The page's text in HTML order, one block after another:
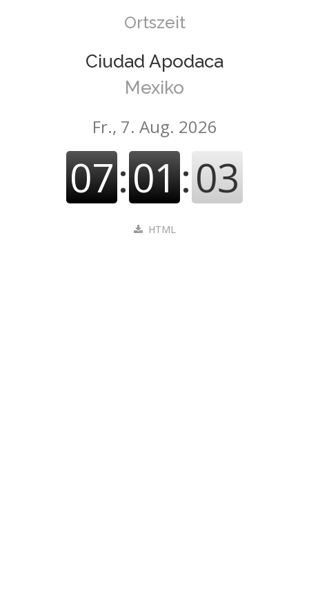
Ortszeit
Ciudad Apodaca
Mexiko
Fr., 7. Aug. 2026
07:01:03
HTML